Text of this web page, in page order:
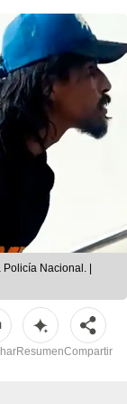
Nacional. |
ResumenCompartir